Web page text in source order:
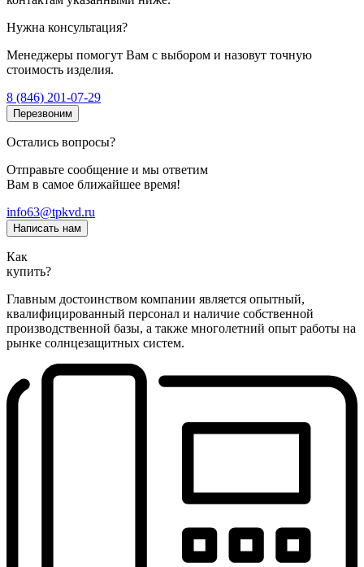
Нужна консультация?
Менеджеры помогут Вам с выбором и назовут точную
стоимость изделия.
8 (846) 201-07-29
Перезвоним
Остались вопросы?
Отправьте сообщение и мы ответим
Вам в самое ближайшее время!
info63@tpkvd.ru
Написать нам
Как
купить?
Главным достоинством компании является опытный,
квалифицированный персонал и наличие собственной
производственной базы, а также многолетний опыт работы на
рынке солнцезащитных систем.